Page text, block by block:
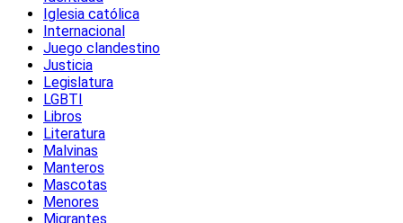
Iglesia católica
Internacional
Juego clandestino
Justicia
Legislatura
LGBTI
Libros
Literatura
Malvinas
Manteros
Mascotas
Menores
Migrantes